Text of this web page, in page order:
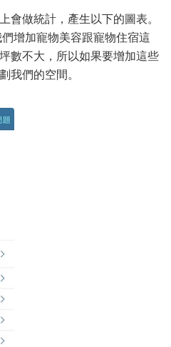
會做統計，產生以下的圖表。
增加寵物美容跟寵物住宿這
數不大，所以如果要增加這些
我們的空間。